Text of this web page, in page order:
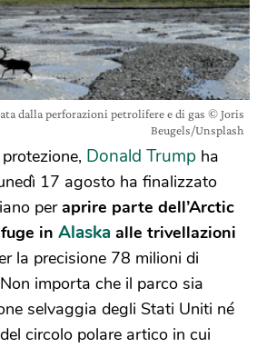
dalla perforazioni petrolifere e di gas © Joris
Beugels/Unsplash
Donald Trump ha
17 agosto ha finalizzato
peraprire parte dell’Arctic
in Alaska alle trivellazioni
la precisione 78 milioni di
importa che il parco sia
selvaggia degli Stati Uniti né
circolo polare artico in cui